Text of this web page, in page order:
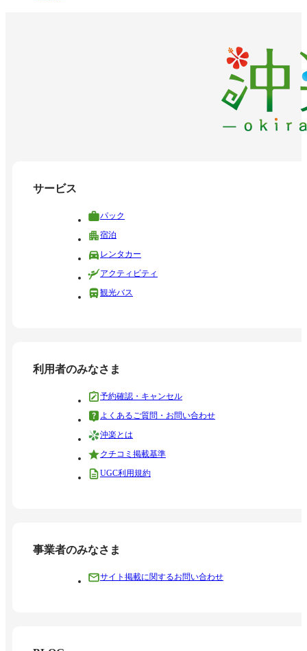
サービス
パック
宿泊
レンタカー
アクティビティ
観光バス
利用者のみなさま
予約確認・キャンセル
よくあるご質問・お問い合わせ
沖楽とは
クチコミ掲載基準
UGC利用規約
事業者のみなさま
サイト掲載に関するお問い合わせ